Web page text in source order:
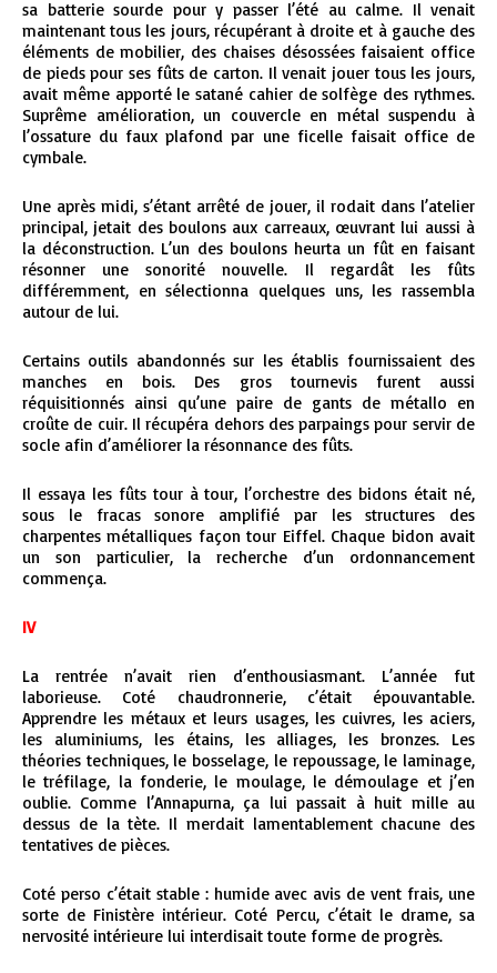
sa batterie sourde pour y passer l’été au calme. Il venait
maintenant tous les jours, récupérant à droite et à gauche des
éléments de mobilier, des chaises désossées faisaient office
de pieds pour ses fûts de carton. Il venait jouer tous les jours,
avait même apporté le satané cahier de solfège des rythmes.
Suprême amélioration, un couvercle en métal suspendu à
l’ossature du faux plafond par une ficelle faisait office de
cymbale.
Une après midi, s’étant arrêté de jouer, il rodait dans l’atelier
principal, jetait des boulons aux carreaux, œuvrant lui aussi à
la déconstruction. L’un des boulons heurta un fût en faisant
résonner une sonorité nouvelle. Il regardât les fûts
différemment, en sélectionna quelques uns, les rassembla
autour de lui.
Certains outils abandonnés sur les établis fournissaient des
manches en bois. Des gros tournevis furent aussi
réquisitionnés ainsi qu’une paire de gants de métallo en
croûte de cuir. Il récupéra dehors des parpaings pour servir de
socle afin d’améliorer la résonnance des fûts.
Il essaya les fûts tour à tour, l’orchestre des bidons était né,
sous le fracas sonore amplifié par les structures des
charpentes métalliques façon tour Eiffel. Chaque bidon avait
un son particulier, la recherche d’un ordonnancement
commença.
IV
La rentrée n’avait rien d’enthousiasmant. L’année fut
laborieuse. Coté chaudronnerie, c’était épouvantable.
Apprendre les métaux et leurs usages, les cuivres, les aciers,
les aluminiums, les étains, les alliages, les bronzes. Les
théories techniques, le bosselage, le repoussage, le laminage,
le tréfilage, la fonderie, le moulage, le démoulage et j’en
oublie. Comme l’Annapurna, ça lui passait à huit mille au
dessus de la tète. Il merdait lamentablement chacune des
tentatives de pièces.
Coté perso c’était stable : humide avec avis de vent frais, une
sorte de Finistère intérieur. Coté Percu, c’était le drame, sa
nervosité intérieure lui interdisait toute forme de progrès.